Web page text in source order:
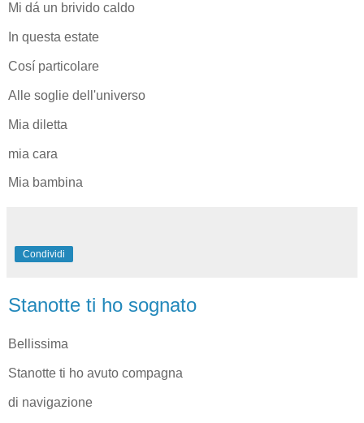
Mi dá un brivido caldo
In questa estate
Cosí particolare
Alle soglie dell'universo
Mia diletta
mia cara
Mia bambina
Condividi
Stanotte ti ho sognato
Bellissima
Stanotte ti ho avuto compagna
di navigazione